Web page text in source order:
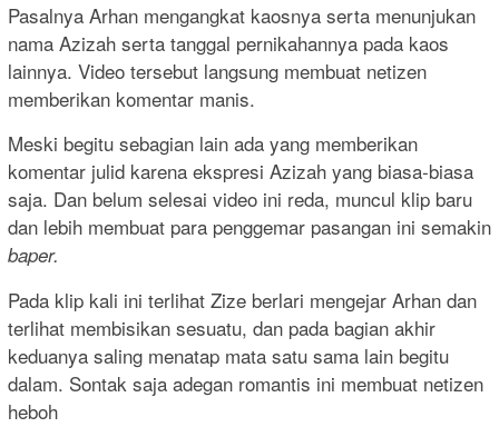
Pasalnya Arhan mengangkat kaosnya serta menunjukan
nama Azizah serta tanggal pernikahannya pada kaos
lainnya. Video tersebut langsung membuat netizen
memberikan komentar manis.
Meski begitu sebagian lain ada yang memberikan
komentar julid karena ekspresi Azizah yang biasa-biasa
saja. Dan belum selesai video ini reda, muncul klip baru
dan lebih membuat para penggemar pasangan ini semakin
baper.
Pada klip kali ini terlihat Zize berlari mengejar Arhan dan
terlihat membisikan sesuatu, dan pada bagian akhir
keduanya saling menatap mata satu sama lain begitu
dalam. Sontak saja adegan romantis ini membuat netizen
heboh